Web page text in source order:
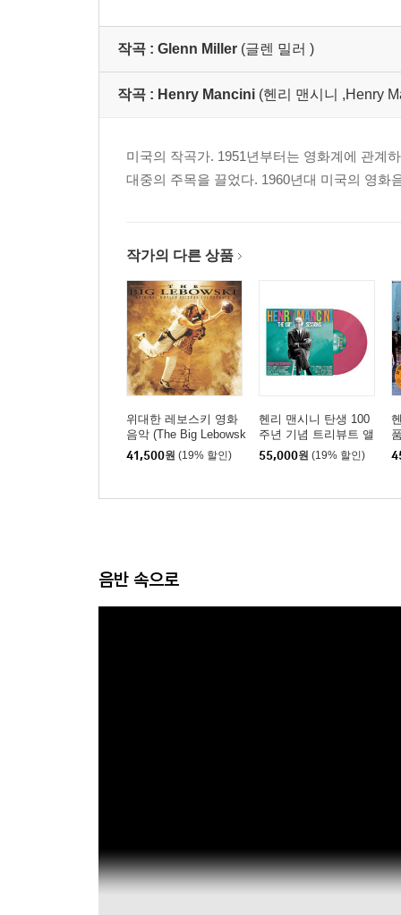
P]
로크부터 재즈까지 (La
occo Al Jazz)
작곡 : Glenn Miller (글렌 밀러 )
작곡 : Henry Mancini (헨리 맨시니 ,Henry
미국의 작곡가. 1951년부터는 영화계에 관계
대중의 주목을 끌었다. 1960년대 미국의 영화
작가의 다른 상품
위대한 레보스키 영화
음악 (The Big Lebowsk
i - Original Motion Pict
ure Soundtrack) [골드
41,500원 (19% 할인)
헨리 맨시니 탄생 100
주년 기념 트리뷰트 앨
범 (Henry Mancini The
100th Sessions: Henry
컬러 LP]
55,000원 (19% 할인)
음반 속으로